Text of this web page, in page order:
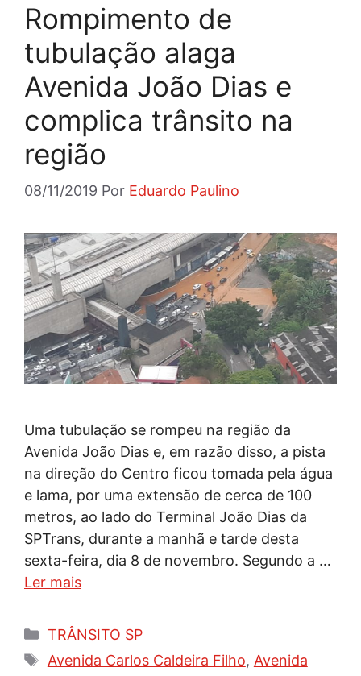
Rompimento de
tubulação alaga
Avenida João Dias e
complica trânsito na
região
08/11/2019 Por Eduardo Paulino
Uma tubulação se rompeu na região da
Avenida João Dias e, em razão disso, a pista
na direção do Centro ficou tomada pela água
e lama, por uma extensão de cerca de 100
metros, ao lado do Terminal João Dias da
SPTrans, durante a manhã e tarde desta
sexta-feira, dia 8 de novembro. Segundo a …
Ler mais
Categorias
TRÂNSITO SP
Tags
Avenida Carlos Caldeira Filho, Avenida